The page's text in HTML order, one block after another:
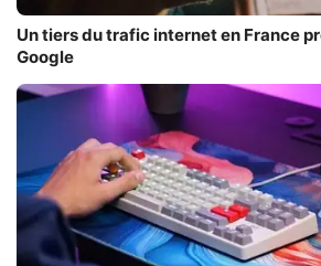
Un tiers du trafic internet en France
Google